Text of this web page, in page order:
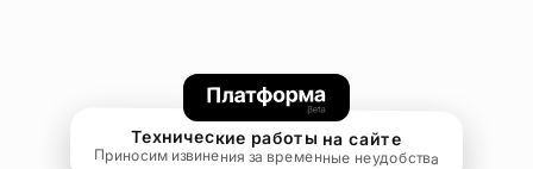
Технические работы на сайте
Приносим извинения за временные неудобства